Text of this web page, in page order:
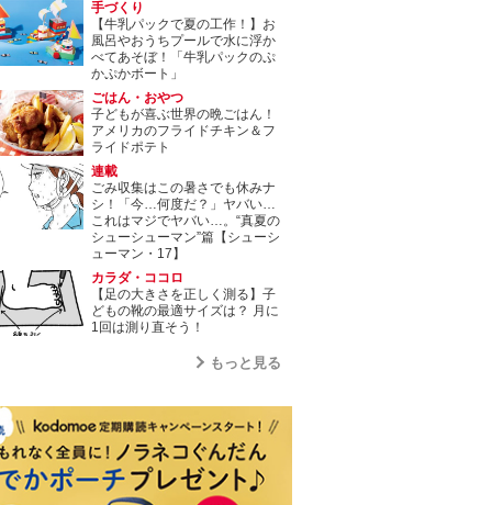
手づくり
【牛乳パックで夏の工作！】お
風呂やおうちプールで水に浮か
べてあそぼ！「牛乳パックのぷ
かぷかボート」
ごはん・おやつ
子どもが喜ぶ世界の晩ごはん！
アメリカのフライドチキン＆フ
ライドポテト
連載
ごみ収集はこの暑さでも休みナ
シ！「今…何度だ？」ヤバい…
これはマジでヤバい…。“真夏の
シューシューマン”篇【シューシ
ューマン・17】
カラダ・ココロ
【足の大きさを正しく測る】子
どもの靴の最適サイズは？ 月に
1回は測り直そう！
もっと見る